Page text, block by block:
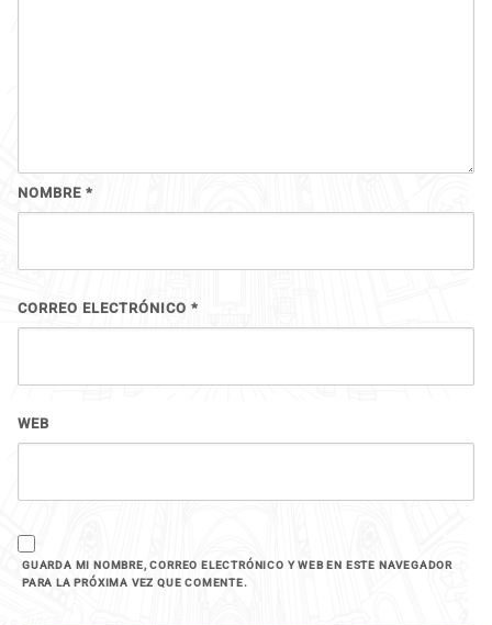
NOMBRE *
CORREO ELECTRÓNICO *
WEB
GUARDA MI NOMBRE, CORREO ELECTRÓNICO Y WEB EN ESTE NAVEGADOR
PARA LA PRÓXIMA VEZ QUE COMENTE.